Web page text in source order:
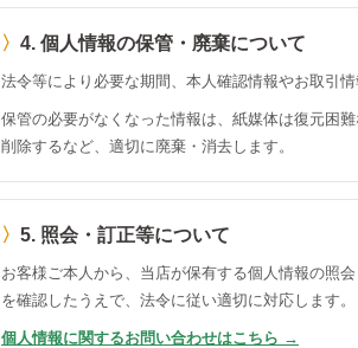
4. 個人情報の保管・廃棄について
法令等により必要な期間、本人確認情報やお取引情
保管の必要がなくなった情報は、紙媒体は復元困
削除するなど、適切に廃棄・消去します。
5. 照会・訂正等について
お客様ご本人から、当店が保有する個人情報の照
を確認したうえで、法令に従い適切に対応します。
個人情報に関するお問い合わせはこちら →